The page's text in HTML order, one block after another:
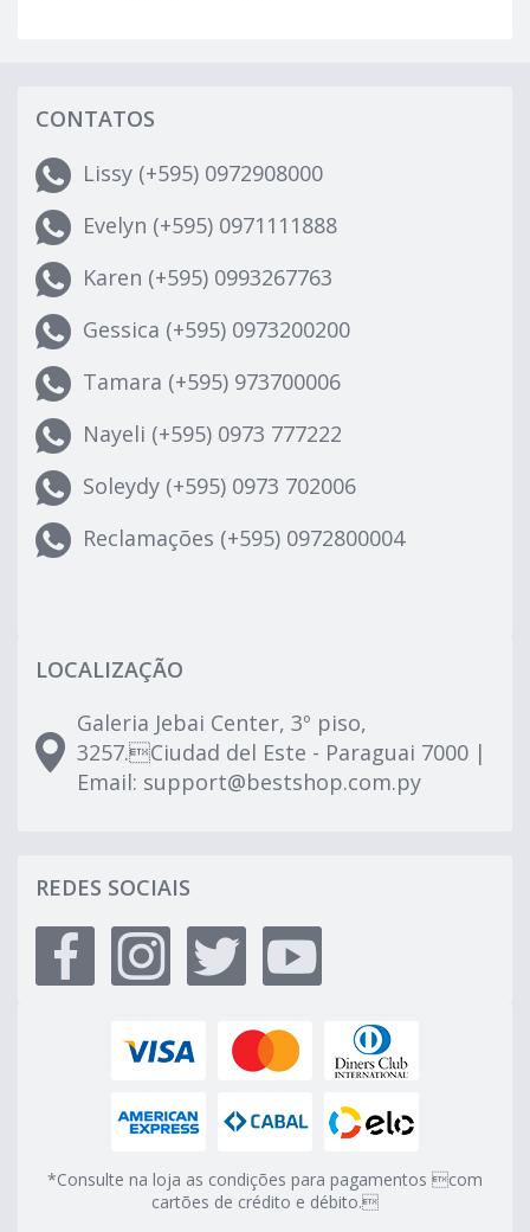
CONTATOS
Lissy (+595) 0972908000
Evelyn (+595) 0971111888
Karen (+595) 0993267763
Gessica (+595) 0973200200
Tamara (+595) 973700006
Nayeli (+595) 0973 777222
Soleydy (+595) 0973 702006
Reclamações (+595) 0972800004
LOCALIZAÇÃO
Galeria Jebai Center, 3º piso,
3257.Ciudad del Este - Paraguai 7000 |
Email: support@bestshop.com.py
REDES SOCIAIS
*Consulte na loja as condições para pagamentos com
cartões de crédito e débito.